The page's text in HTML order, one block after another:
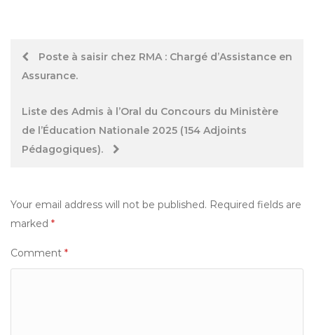
PostPoste à saisir chez RMA : Chargé d’Assistance en
Assurance.
Liste des Admis à l’Oral du Concours du Ministère
de l’Éducation Nationale 2025 (154 Adjoints
Pédagogiques).
Your email address will not be published. Required fields are
marked *
Comment *